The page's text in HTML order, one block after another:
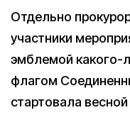
Отдельно
участники
эмблемой какого-
флагом
стартовала